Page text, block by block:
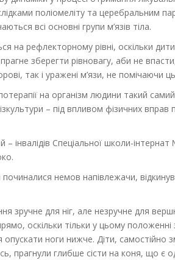
поліомеліту та церебральним
всі основні групи м’язів тіла.
на рефлекторному рівні, оскільки
зберегти рівновагу, аби не
так і уражені м’язи, не помічаючи
на організм людини такий
– під впливом фізичних
– інвалідів Спеціальної школи-
немов напівлежачи,
зручне для ніг, але незручне для
оскільки тільки у цьому
опускати ноги нижче. Діти, самостійно
прагнули глибше сісти на коня, що є